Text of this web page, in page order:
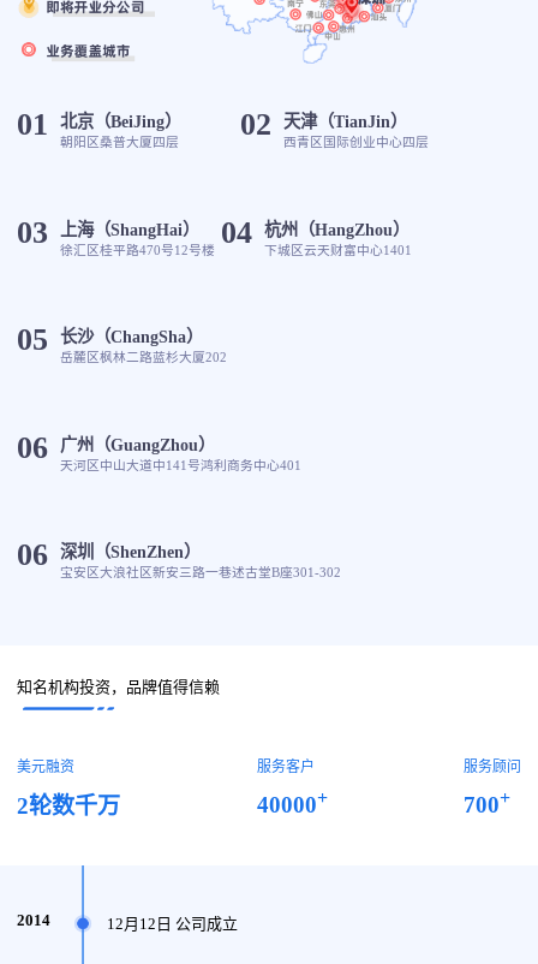
01 北京（BeiJing）
朝阳区桑普大厦四层 02 天津（TianJin）
西青区国际创业中心四层
03 上海（ShangHai）
徐汇区桂平路470号12号楼 04 杭州（HangZhou）
下城区云天财富中心1401
05 长沙（ChangSha）
岳麓区枫林二路蓝杉大厦202
06 广州（GuangZhou）
天河区中山大道中141号鸿利商务中心401
06 深圳（ShenZhen）
宝安区大浪社区新安三路一巷述古堂B座301-302
知名机构投资，品牌值得信赖
美元融资
2轮数千万
服务客户
40000+
服务顾问
700+
2014 12月12日 公司成立